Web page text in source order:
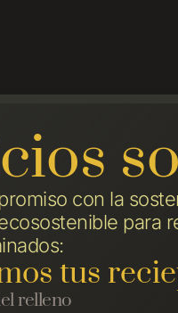
con la
para
tus
relleno